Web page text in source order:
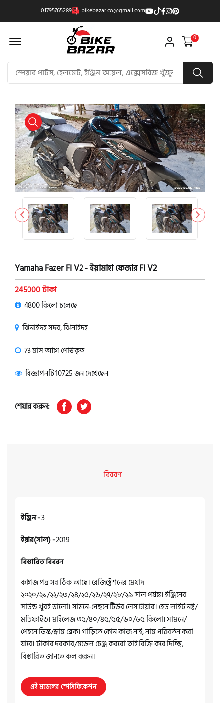
01795765289 bikebazar.co@gmail.com
Offcanvas Menu Open 0
product view
Yamaha Fazer FI V2 - ইয়ামাহা ফেজার FI V2
245000 টাকা
4800 কিলো চলেছে
ঝিনাইদহ সদর, ঝিনাইদহ
73 মাস আগে পোস্টকৃত
বিজ্ঞাপনটি 10725 জন দেখেছেন
শেয়ার করুন:
বিবরণ
ইঞ্জিন -3
ইয়ার(সাল) -2019
বিস্তারিত বিবরন
কাগজ পত্র সব ঠিক আছে। রেজিস্ট্রেশনের মেয়াদ
২০২০/২১/২২/২৩/২৪/২৫/২৬/২৭/২৮/২৯ সাল পর্যন্ত। ইঞ্জিনের
সাউন্ড খুবই ভালো। সামনে-পেছনে টিউব লেস টায়ার। হেড লাইট নষ্ট/
মডিফাইড। মাইলেজ ৩৫/৪০/৪৫/৫৫/৬০/৬৫ কিলো। সামনে/
পেছনে ডিস্ক/ড্রাম ব্রেক। গাড়িতে কোন কাজ নাই, নাম পরিবর্তন করা
যাবে। টাকার দরকার/মডেল চেঞ্জ করবো তাই বিক্রি করে দিচ্ছি,
বিস্তারিত জানতে কল করুন।
এই মডেলের স্পেসিফিকেশন